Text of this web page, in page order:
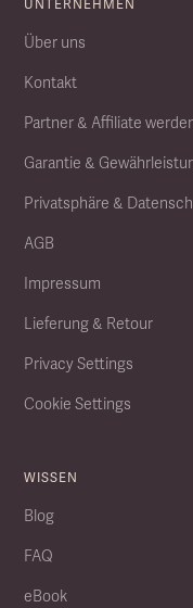
UNTERNEHMEN
Über uns
Kontakt
Partner & Affiliate
Garantie &
Privatsphäre &
AGB
Impressum
Lieferung & Retour
Privacy Settings
Cookie Settings
WISSEN
Blog
FAQ
eBook